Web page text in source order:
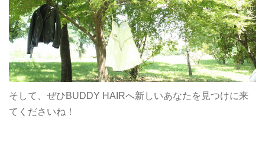
そして、ぜひBUDDY HAIRへ新しいあなたを見つけに来
てくださいね！